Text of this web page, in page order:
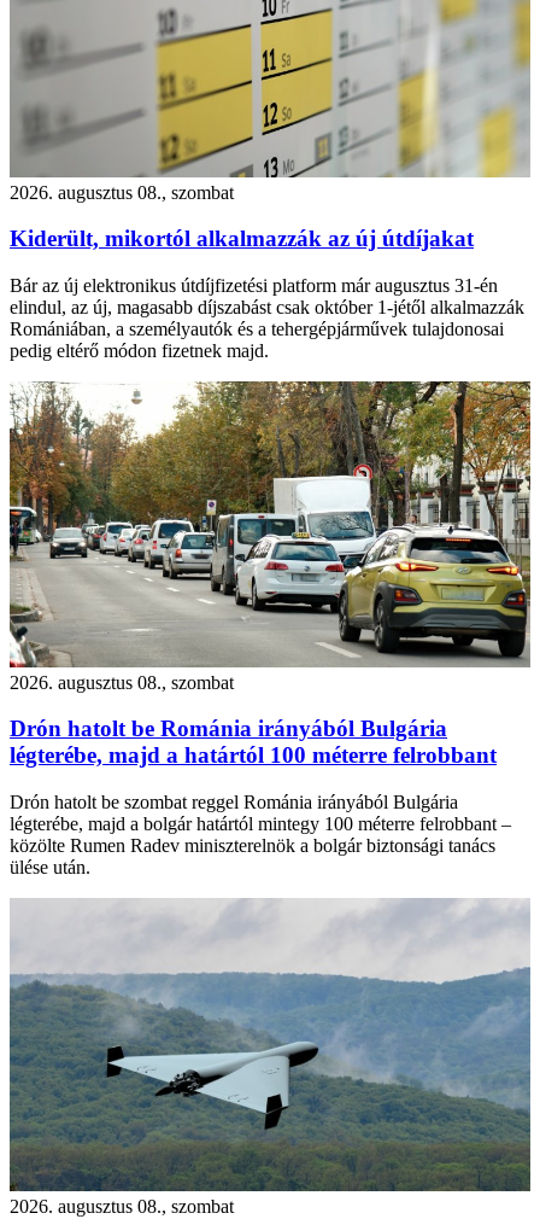
2026. augusztus 08., szombat
Kiderült, mikortól alkalmazzák az új útdíjakat
Bár az új elektronikus útdíjfizetési platform már augusztus 31-én
elindul, az új, magasabb díjszabást csak október 1-jétől alkalmazzák
Romániában, a személyautók és a tehergépjárművek tulajdonosai
pedig eltérő módon fizetnek majd.
2026. augusztus 08., szombat
Drón hatolt be Románia irányából Bulgária
légterébe, majd a határtól 100 méterre felrobbant
Drón hatolt be szombat reggel Románia irányából Bulgária
légterébe, majd a bolgár határtól mintegy 100 méterre felrobbant –
közölte Rumen Radev miniszterelnök a bolgár biztonsági tanács
ülése után.
2026. augusztus 08., szombat